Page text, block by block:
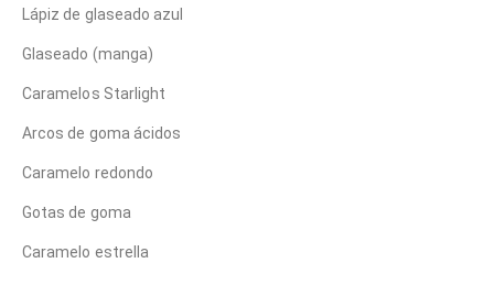
Lápiz de glaseado azul
Glaseado (manga)
Caramelos Starlight
Arcos de goma ácidos
Caramelo redondo
Gotas de goma
Caramelo estrella